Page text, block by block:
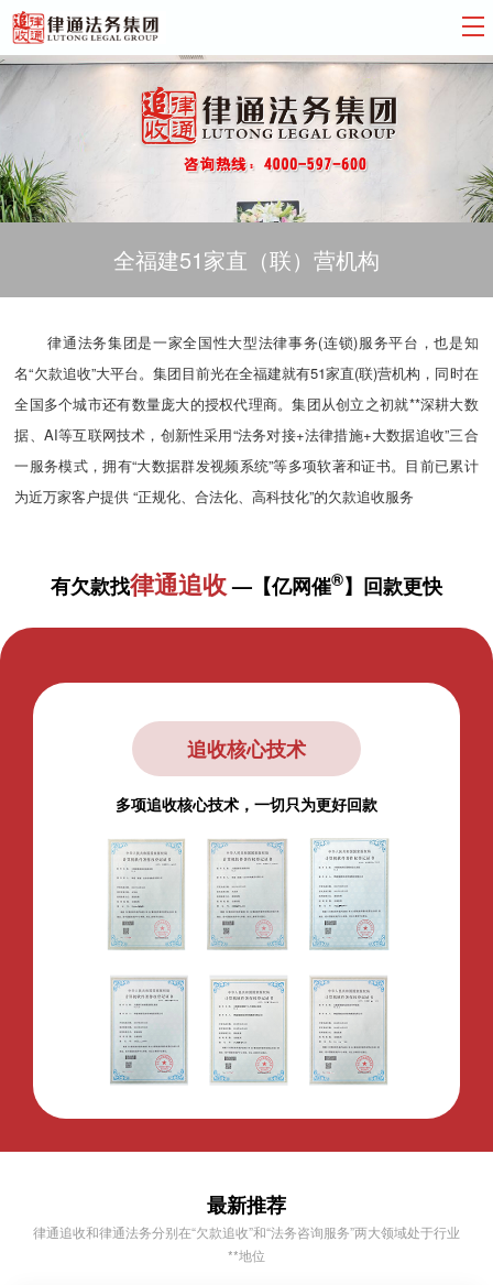
全福建51家直（联）营机构
律通法务集团是一家全国性大型法律事务(连锁)服务平台，也是知
名“欠款追收”大平台。集团目前光在全福建就有51家直(联)营机构，同时在
全国多个城市还有数量庞大的授权代理商。集团从创立之初就**深耕大数
据、AI等互联网技术，创新性采用“法务对接+法律措施+大数据追收”三合
一服务模式，拥有“大数据群发视频系统”等多项软著和证书。目前已累计
为近万家客户提供 “正规化、合法化、高科技化”的欠款追收服务
有欠款找律通追收—【亿网催®】回款更快
追收核心技术
多项追收核心技术，一切只为更好回款
最新推荐
律通追收和律通法务分别在“欠款追收”和“法务咨询服务”两大领域处于行业
**地位